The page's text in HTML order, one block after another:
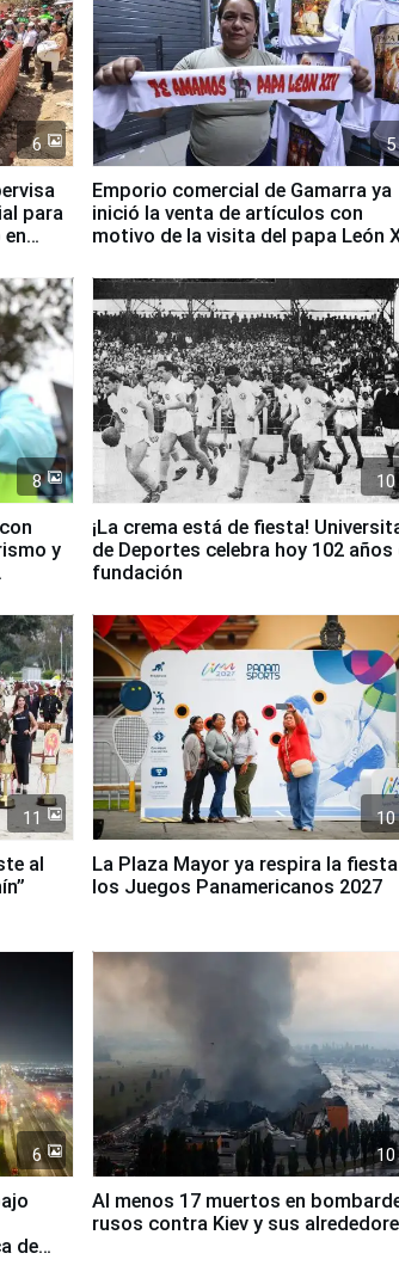
6
para
5
Emporio comercial de Gamarra ya
inició la venta de artículos con
motivo de la visita del papa León
8
y
10
¡La crema está de fiesta!
de Deportes celebra hoy 102 años
fundación
11
al
10
La Plaza Mayor ya respira la
los Juegos Panamericanos 2027
6
de
10
Al menos 17 muertos en
rusos contra Kiev y sus